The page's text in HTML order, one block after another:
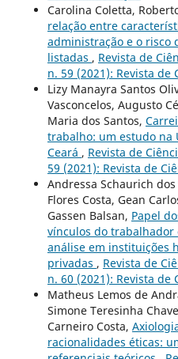
Carolina Coletta,
relação entre
administração e o risco
listadas , Revista de
n. 59 (2021): Revista
Lizy Manayra Santos
Vasconcelos, Augusto
Maria dos Santos,
trabalho: um estudo na
Ceará , Revista de
59 (2021): Revista de
Andressa Schaurich
Flores Costa, Gean
Gassen Balsan, Papel
vínculos do trabalhador
análise em instituições
privadas , Revista de
n. 60 (2021): Revista
Matheus Lemos de
Simone Teresinha
Carneiro Costa,
racionalidades éticas: